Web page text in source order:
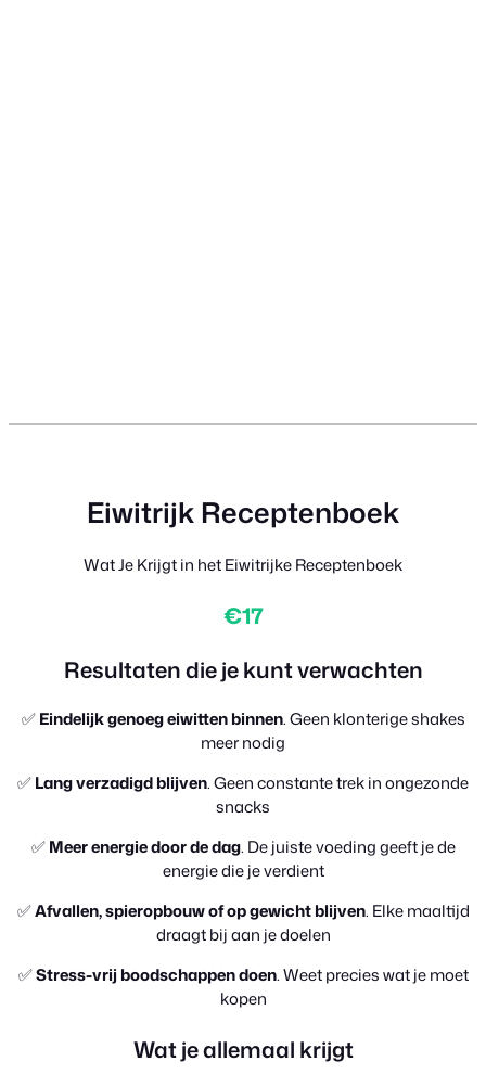
Eiwitrijk Receptenboek
Wat Je Krijgt in het Eiwitrijke Receptenboek
€17
Resultaten die je kunt verwachten
✅Eindelijk genoeg eiwitten binnen. Geen klonterige shakes
meer nodig
✅Lang verzadigd blijven. Geen constante trek in ongezonde
snacks
✅Meer energie door de dag. De juiste voeding geeft je de
energie die je verdient
✅Afvallen, spieropbouw of op gewicht blijven. Elke maaltijd
draagt bij aan je doelen
✅Stress-vrij boodschappen doen. Weet precies wat je moet
kopen
Wat je allemaal krijgt